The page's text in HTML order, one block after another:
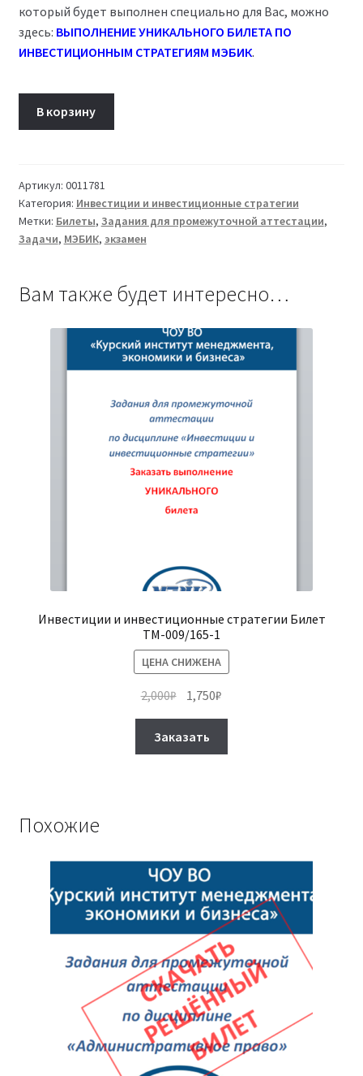
который будет выполнен специально для Вас, можно
здесь: ВЫПОЛНЕНИЕ УНИКАЛЬНОГО БИЛЕТА ПО
ИНВЕСТИЦИОННЫМ СТРАТЕГИЯМ МЭБИК.
Инвестиции
и
инвестиционные
стратегии
1
В корзину
Артикул: 0011781
Категория: Инвестиции и инвестиционные стратегии
Метки: Билеты, Задания для промежуточной аттестации,
Задачи, МЭБИК, экзамен
Вам также будет интересно…
Инвестиции и инвестиционные стратегии Билет
ТМ-009/165-1
ЦЕНА СНИЖЕНА
2,000₽ Первоначальная
составляла
2,000₽.
1,750₽
Заказать
на
странице
товара.
Похожие